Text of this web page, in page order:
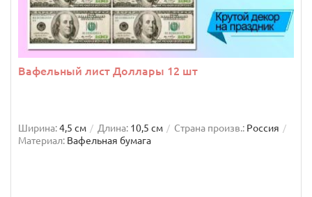
Вафельный лист Доллары 12 шт
Ширина:4,5 см Длина: 10,5 см Страна произв.: Россия
Материал: Вафельная бумага